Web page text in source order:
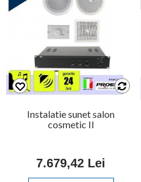
Instalatie sunet salon
cosmetic II
7.679,42 Lei